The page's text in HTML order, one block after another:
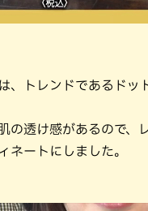
、トレンドであるド
の透け感があるので
ネートにしました。